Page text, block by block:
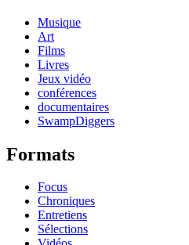
Musique
Art
Films
Livres
Jeux vidéo
conférences
documentaires
SwampDiggers
Formats
Focus
Chroniques
Entretiens
Sélections